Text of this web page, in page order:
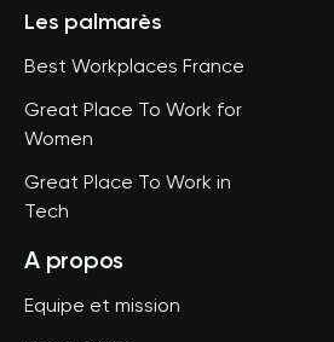
Les palmarès
Best Workplaces France
Great Place To Work for
Women
Great Place To Work in
Tech
A propos
Equipe et mission